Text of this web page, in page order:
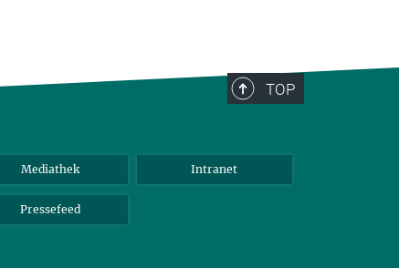
TOP
Mediathek Intranet
Pressefeed